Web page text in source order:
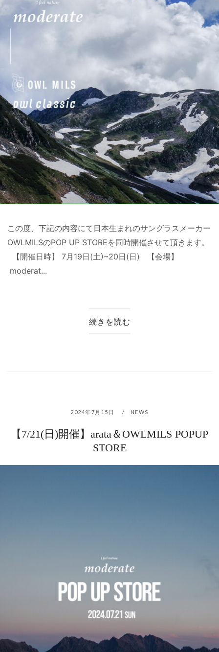
この度、下記の内容にて日本生まれのサングラスメーカー
OWLMILSのPOP UP STOREを同時開催させて頂きます。
【開催日時】 7月19日(土)~20日(日) 【会場】
moderat...
続きを読む
2024年7月15日 NEWS
【7/21(日)開催】arata＆OWLMILS POPUP
STORE